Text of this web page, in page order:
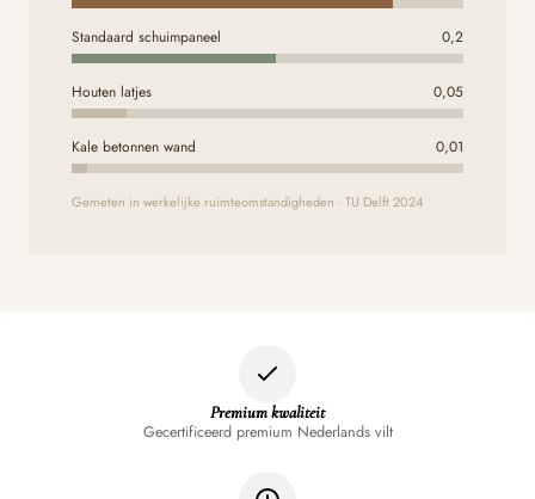
Standaard schuimpaneel 0,2
Houten latjes 0,05
Kale betonnen wand 0,01
Gemeten in werkelijke ruimteomstandigheden · TU Delft 2024
Premium kwaliteit
Gecertificeerd premium Nederlands vilt